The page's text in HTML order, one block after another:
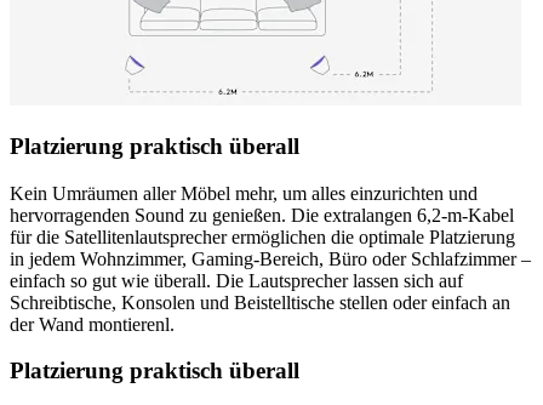
Platzierung praktisch überall
Kein Umräumen aller Möbel mehr, um alles einzurichten und
hervorragenden Sound zu genießen. Die extralangen 6,2-m-Kabel
für die Satellitenlautsprecher ermöglichen die optimale Platzierung
in jedem Wohnzimmer, Gaming-Bereich, Büro oder Schlafzimmer –
einfach so gut wie überall. Die Lautsprecher lassen sich auf
Schreibtische, Konsolen und Beistelltische stellen oder einfach an
der Wand montierenl.
Platzierung praktisch überall